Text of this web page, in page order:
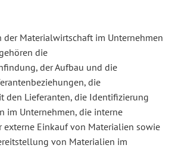
der Materialwirtschaft im Unternehmen
die
der Aufbau und die
die
den Lieferanten, die Identifizierung
im Unternehmen, die interne
externe Einkauf von Materialien sowie
von Materialien im